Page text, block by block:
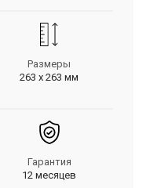
Размеры
263 х 263 мм
Гарантия
12 месяцев